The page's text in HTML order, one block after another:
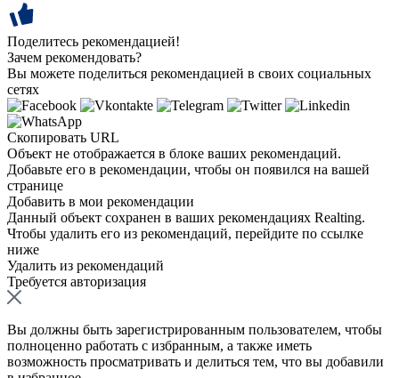
Поделитесь рекомендацией!
Зачем рекомендовать?
Вы можете поделиться рекомендацией в своих социальных
сетях
Скопировать URL
Объект не отображается в блоке ваших рекомендаций.
Добавьте его в рекомендации, чтобы он появился на вашей
странице
Добавить в мои рекомендации
Данный объект сохранен в ваших рекомендациях Realting.
Чтобы удалить его из рекомендаций, перейдите по ссылке
ниже
Удалить из рекомендаций
Требуется авторизация
Вы должны быть зарегистрированным пользователем, чтобы
полноценно работать с избранным, а также иметь
возможность просматривать и делиться тем, что вы добавили